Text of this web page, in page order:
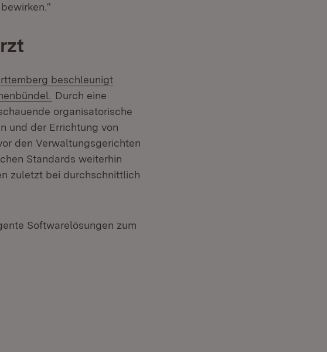
beschleunigt
Durch eine
organisatorische
und der Errichtung von
den Verwaltungsgerichten
Standards weiterhin
zuletzt bei durchschnittlich
Softwarelösungen zum